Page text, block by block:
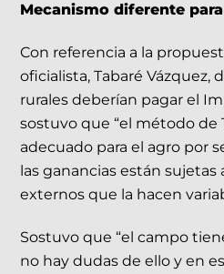
Mecanismo diferente
Con referencia a la
oficialista, Tabaré Vázquez,
rurales deberían pagar el
sostuvo que “el método de
adecuado para el agro por
las ganancias están sujetas
externos que la hacen
Sostuvo que “el campo
no hay dudas de ello y en